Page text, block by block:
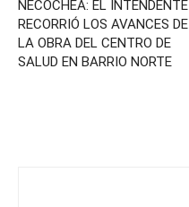
NECOCHEA: EL INTENDENTE
RECORRIÓ LOS AVANCES DE
LA OBRA DEL CENTRO DE
SALUD EN BARRIO NORTE